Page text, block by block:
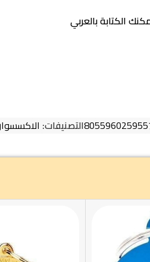
الكتابة بالعربي
التصنيفات: